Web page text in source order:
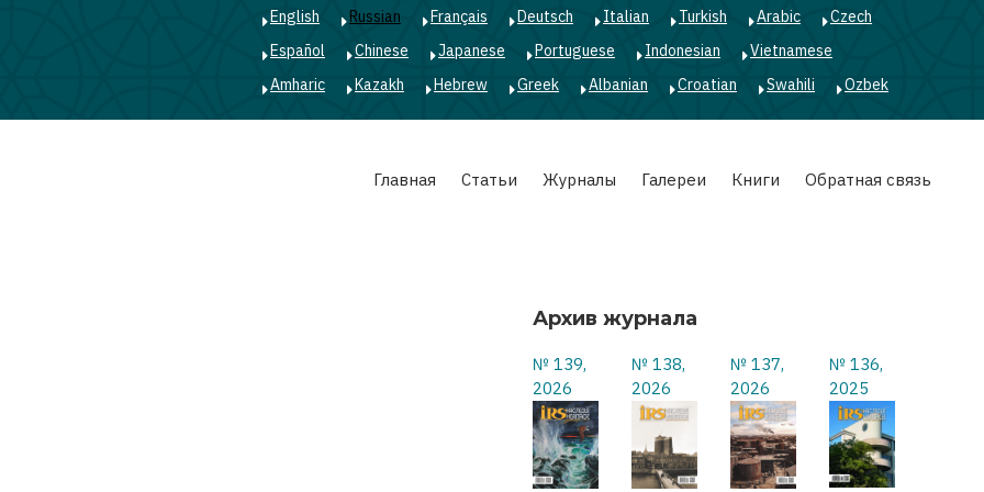
English Russian Français Deutsch Italian Turkish Arabic
Czech
Español
Chinese Japanese Portuguese Indonesian
Vietnamese
Amharic
Kazakh Hebrew Greek Albanian Croatian Swahili Ozbek
Главная Статьи Журналы Галереи Книги Обратная связь
Архив журнала
№ 139,
2026
№ 138,
2026
№ 137,
2026
№ 136,
2025